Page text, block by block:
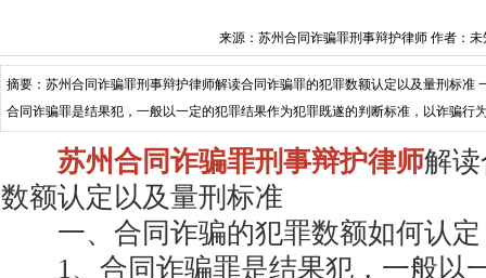
来源：苏州合同诈骗罪刑事辩护律师 作者：未
摘要：苏州合同诈骗罪刑事辩护律师解读合同诈骗罪的犯罪数额认定以及量刑标准
合同诈骗罪是结果犯，一般以一定的犯罪结果作为犯罪既遂的判断标准，以诈骗行
苏州合同诈骗罪刑事辩护律师解
数额认定以及量刑标准
一、合同诈骗的犯罪数额如何认定
1、合同诈骗罪是结果犯，一般以